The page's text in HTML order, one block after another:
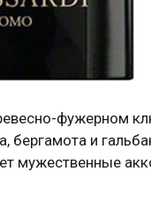
фужерном
бергамота и
мужественные